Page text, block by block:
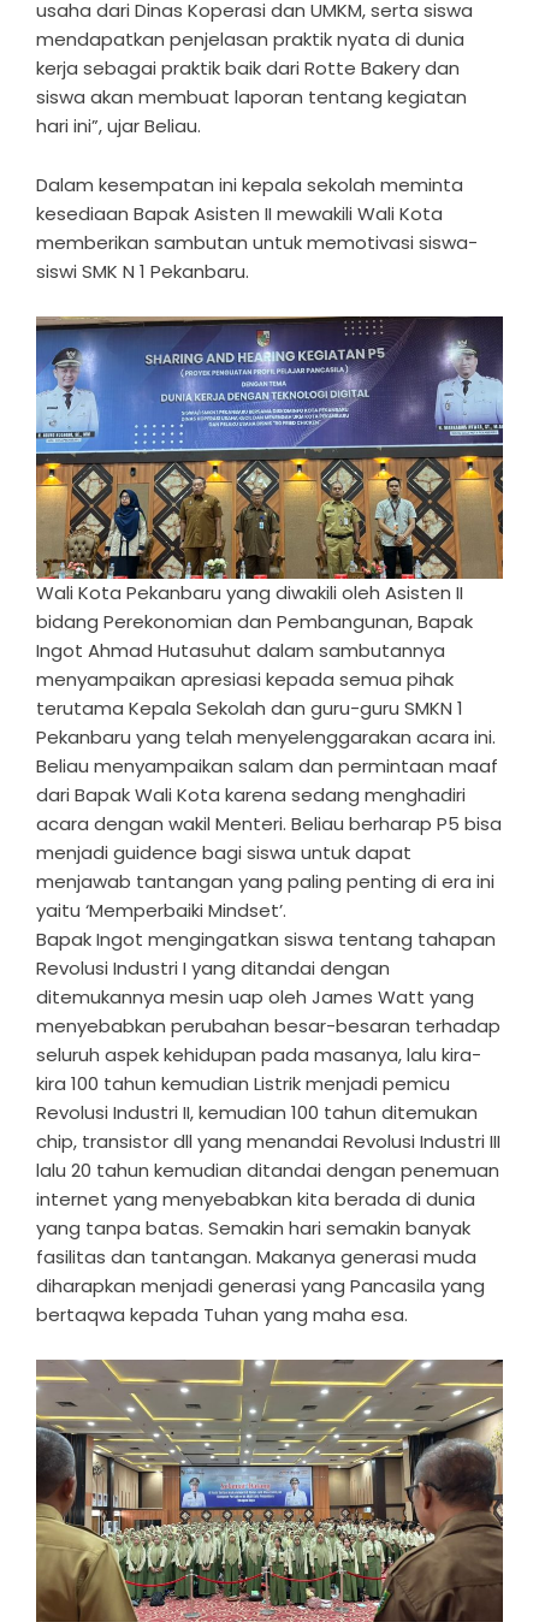
usaha dari Dinas Koperasi dan UMKM, serta siswa
mendapatkan penjelasan praktik nyata di dunia
kerja sebagai praktik baik dari Rotte Bakery dan
siswa akan membuat laporan tentang kegiatan
hari ini”, ujar Beliau.
Dalam kesempatan ini kepala sekolah meminta
kesediaan Bapak Asisten II mewakili Wali Kota
memberikan sambutan untuk memotivasi siswa-
siswi SMK N 1 Pekanbaru.
Wali Kota Pekanbaru yang diwakili oleh Asisten II
bidang Perekonomian dan Pembangunan, Bapak
Ingot Ahmad Hutasuhut dalam sambutannya
menyampaikan apresiasi kepada semua pihak
terutama Kepala Sekolah dan guru-guru SMKN 1
Pekanbaru yang telah menyelenggarakan acara ini.
Beliau menyampaikan salam dan permintaan maaf
dari Bapak Wali Kota karena sedang menghadiri
acara dengan wakil Menteri. Beliau berharap P5 bisa
menjadi guidence bagi siswa untuk dapat
menjawab tantangan yang paling penting di era ini
yaitu ‘Memperbaiki Mindset’.
Bapak Ingot mengingatkan siswa tentang tahapan
Revolusi Industri I yang ditandai dengan
ditemukannya mesin uap oleh James Watt yang
menyebabkan perubahan besar-besaran terhadap
seluruh aspek kehidupan pada masanya, lalu kira-
kira 100 tahun kemudian Listrik menjadi pemicu
Revolusi Industri II, kemudian 100 tahun ditemukan
chip, transistor dll yang menandai Revolusi Industri III
lalu 20 tahun kemudian ditandai dengan penemuan
internet yang menyebabkan kita berada di dunia
yang tanpa batas. Semakin hari semakin banyak
fasilitas dan tantangan. Makanya generasi muda
diharapkan menjadi generasi yang Pancasila yang
bertaqwa kepada Tuhan yang maha esa.